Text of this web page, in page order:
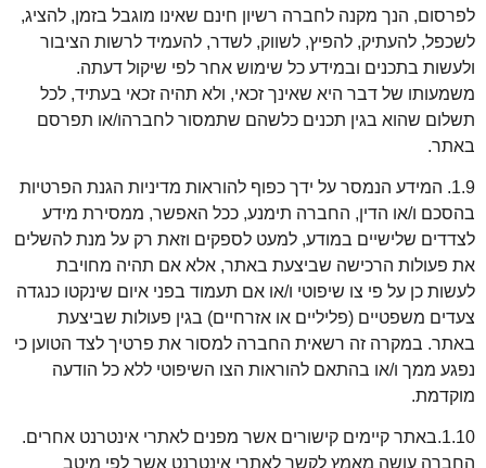
לפרסום, הנך מקנה לחברה רשיון חינם שאינו מוגבל בזמן, להציג,
לשכפל, להעתיק, להפיץ, לשווק, לשדר, להעמיד לרשות הציבור
ולעשות בתכנים ובמידע כל שימוש אחר לפי שיקול דעתה.
משמעותו של דבר היא שאינך זכאי, ולא תהיה זכאי בעתיד, לכל
תשלום שהוא בגין תכנים כלשהם שתמסור לחברהו/או תפרסם
באתר.
1.9. המידע הנמסר על ידך כפוף להוראות מדיניות הגנת הפרטיות
בהסכם ו/או הדין, החברה תימנע, ככל האפשר, ממסירת מידע
לצדדים שלישיים במודע, למעט לספקים וזאת רק על מנת להשלים
את פעולות הרכישה שביצעת באתר, אלא אם תהיה מחויבת
לעשות כן על פי צו שיפוטי ו/או אם תעמוד בפני איום שינקטו כנגדה
צעדים משפטיים (פליליים או אזרחיים) בגין פעולות שביצעת
באתר. במקרה זה רשאית החברה למסור את פרטיך לצד הטוען כי
נפגע ממך ו/או בהתאם להוראות הצו השיפוטי ללא כל הודעה
מוקדמת.
1.10.באתר קיימים קישורים אשר מפנים לאתרי אינטרנט אחרים.
החברה עושה מאמץ לקשר לאתרי אינטרנט אשר לפי מיטב